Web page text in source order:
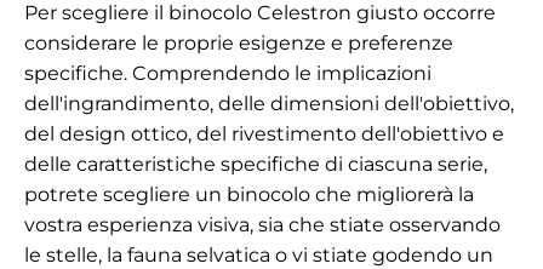
Per scegliere il binocolo Celestron giusto occorre
considerare le proprie esigenze e preferenze
specifiche. Comprendendo le implicazioni
dell'ingrandimento, delle dimensioni dell'obiettivo,
del design ottico, del rivestimento dell'obiettivo e
delle caratteristiche specifiche di ciascuna serie,
potrete scegliere un binocolo che migliorerà la
vostra esperienza visiva, sia che stiate osservando
le stelle, la fauna selvatica o vi stiate godendo un